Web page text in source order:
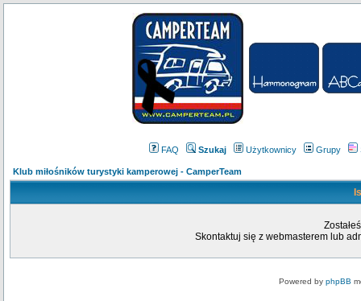
FAQ Szukaj Użytkownicy Grupy
Klub miłośników turystyki kamperowej - CamperTeam
Skontaktuj się z webmasterem lub
Powered by phpBB